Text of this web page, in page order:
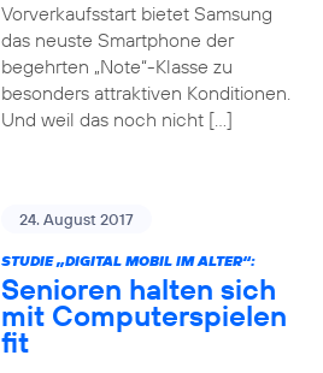
Vorverkaufsstart bietet Samsung
das neuste Smartphone der
begehrten „Note“-Klasse zu
besonders attraktiven Konditionen.
Und weil das noch nicht […]
24. August 2017
STUDIE „DIGITAL MOBIL IM ALTER“:
Senioren halten sich
mit Computerspielen
fit